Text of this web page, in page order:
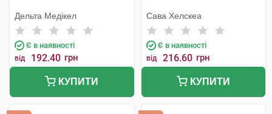
Дельта Медікел
Є в наявності
від 192.40 грн
КУПИТИ
Сава Хелскеа
Є в наявності
від 216.60 грн
КУПИТИ